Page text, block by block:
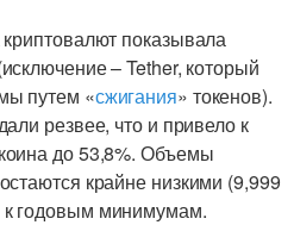
показывала
– Tether, который
путем «сжигания» токенов).
резвее, что и привело к
до 53,8%. Объемы
крайне низкими (9,999
годовым минимумам.